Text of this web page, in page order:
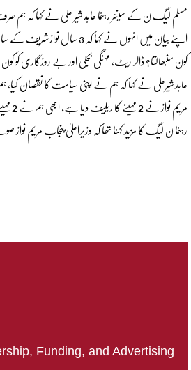
مسلم لیگ ن کے سینئر رہنما عابد شیر علی نے کہا کہ ہم
اپنے بیان میں انہوں نے
کون سنبھالتا؟ ڈالر ریٹ، مہنگی بجلی اور بے روزگاری کو
عابد شیرعلی نے کہا کہ ہم نے اپنی سیاست کا نقصان
مریم نواز نے 2 مہینے کا ریلیف دیا ہے، ابھی ہم نے 2 مہینے بعد سولر بھی دینا ہیں۔
رہنما ن لیگ کا مزید کہنا تھا کہ وزیراعلیٰ پنجاب
Funding, and Advertising